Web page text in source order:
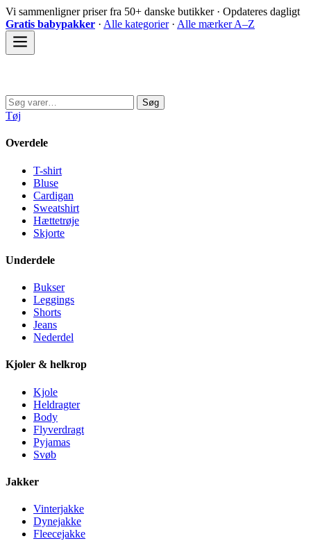
Spring
til
indhold
Vi sammenligner priser fra 50+ danske butikker · Opdateres dagligt
Gratis babypakker · Alle kategorier· Alle mærker A–Z
Søg
efter:
Søg
Tøj
Overdele
T-shirt
Bluse
Cardigan
Sweatshirt
Hættetrøje
Skjorte
Underdele
Bukser
Leggings
Shorts
Jeans
Nederdel
Kjoler & helkrop
Kjole
Heldragter
Body
Flyverdragt
Pyjamas
Svøb
Jakker
Vinterjakke
Dynejakke
Fleecejakke